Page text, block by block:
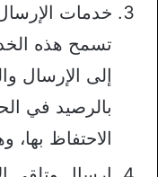
خدمات
تسمح هذه
إلى الإرسال
بالرصيد في
الاحتفاظ بها،